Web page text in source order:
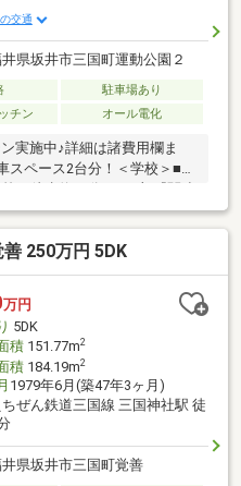
交通
県坂井市三国町運動公園２
駐車場あり
チン オール電化
実施中♪詳細は諸費用欄ま
ペース2台分！＜学校＞■加
ます！平日・休日問わずい
資金０円からのご購入や税
格を有するスタッフが丁寧
合せください！
250万円 5DK
万円
5DK
積151.77m2
積184.19m2
1979年6月(築47年3ヶ月)
ちぜん鉄道三国線 三国神社駅 徒
県坂井市三国町覚善